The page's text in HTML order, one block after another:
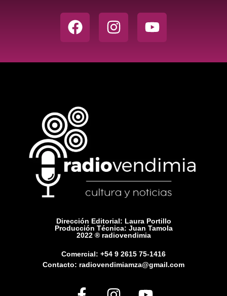
Dirección Editorial: Laura Portillo
Producción Técnica: Juan Tamola
2022 ® radiovendimia
Comercial: +54 9 2615 75-1416
Contacto: radiovendimiamza@gmail.com